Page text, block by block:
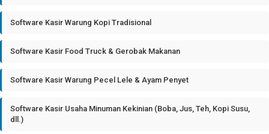
Software Kasir Warung Kopi Tradisional
Software Kasir Food Truck & Gerobak Makanan
Software Kasir Warung Pecel Lele & Ayam Penyet
Software Kasir Usaha Minuman Kekinian (Boba, Jus, Teh, Kopi Susu,
dll.)